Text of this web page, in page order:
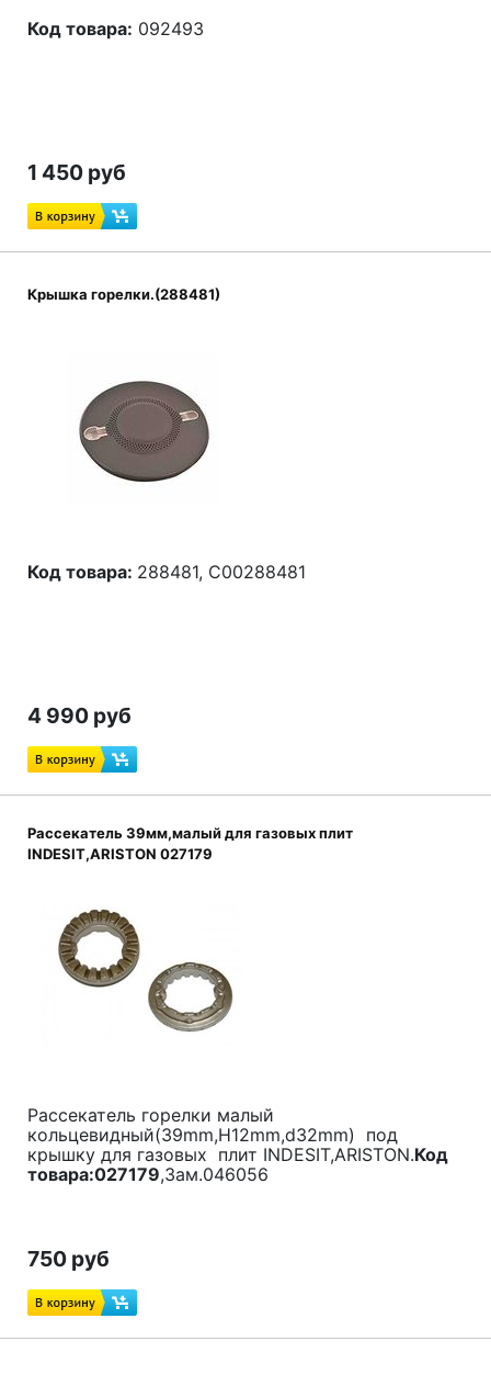
Код товара: 092493
1 450 руб
Крышка горелки.(288481)
Код товара: 288481, C00288481
4 990 руб
Рассекатель 39мм,малый для газовых плит
INDESIT,ARISTON 027179
Рассекатель горелки малый
кольцевидный(39mm,H12mm,d32mm) под
крышку для газовых плит INDESIT,ARISTON.Код
товара:027179,Зам.046056
750 руб